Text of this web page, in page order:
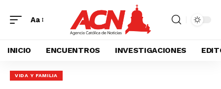
Aa
INICIO ENCUENTROS INVESTIGACIONES
VIDA Y FAMILIA